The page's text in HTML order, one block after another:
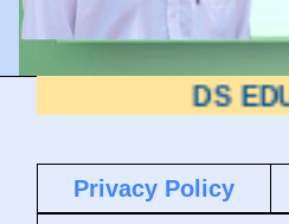
DS EDUTECH या
Privacy Policy